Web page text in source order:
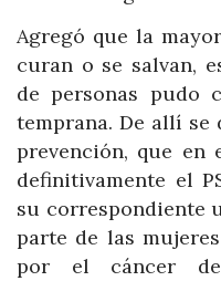
Agregó que la
curan o se salvan,
de personas pudo
temprana. De allí
prevención, que en
definitivamente el
su correspondiente
parte de las
por el cáncer de